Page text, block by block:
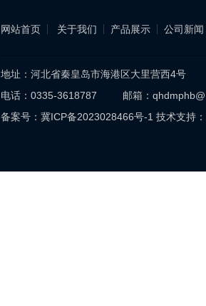
网站首页 关于我们 产品展示 公司新闻
地址：河北省秦皇岛市海港区大里营西4号
电话：0335-3618787 邮箱：
备案号： 冀ICP备2023028466号-1 技术支持：